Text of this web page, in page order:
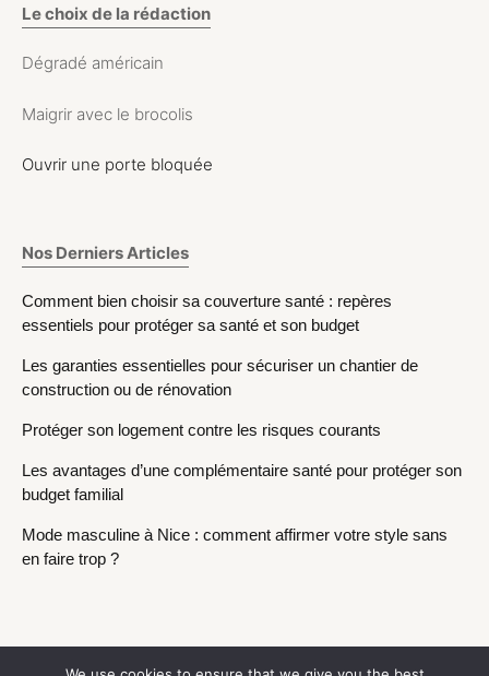
Le choix de la rédaction
Dégradé américain
Maigrir avec le brocolis
Ouvrir une porte bloquée
Nos Derniers Articles
Comment bien choisir sa couverture santé : repères
essentiels pour protéger sa santé et son budget
Les garanties essentielles pour sécuriser un chantier de
construction ou de rénovation
Protéger son logement contre les risques courants
Les avantages d’une complémentaire santé pour protéger son
budget familial
Mode masculine à Nice : comment affirmer votre style sans
en faire trop ?